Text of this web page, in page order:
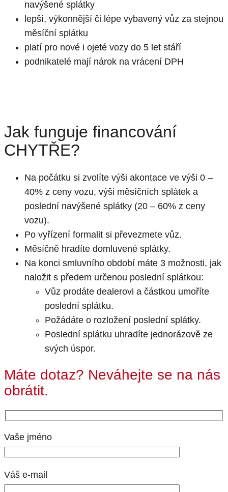
navýšené splátky
lepší, výkonnější či lépe vybavený vůz za stejnou
měsíční splátku
platí pro nové i ojeté vozy do 5 let stáří
podnikatelé mají nárok na vrácení DPH
Jak funguje financování
CHYTŘE?
Na počátku si zvolíte výši akontace ve výši 0 –
40% z ceny vozu, výši měsíčních splátek a
poslední navýšené splátky (20 – 60% z ceny
vozu).
Po vyřízení formalit si převezmete vůz.
Měsíčně hradíte domluvené splátky.
Na konci smluvního období máte 3 možnosti, jak
naložit s předem určenou poslední splátkou:
Vůz prodáte dealerovi a částkou umoříte
poslední splátku.
Požádáte o rozložení poslední splátky.
Poslední splátku uhradíte jednorázově ze
svých úspor.
Máte dotaz? Neváhejte se na nás
obrátit.
Vaše jméno
Váš e-mail